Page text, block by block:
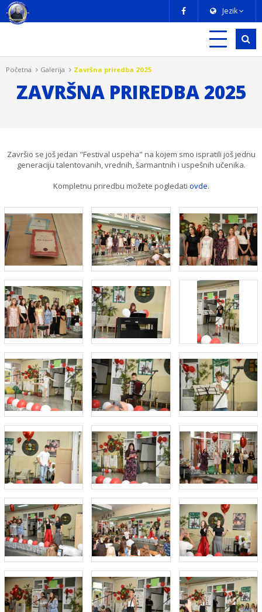
Jezik
Početna Galerija Završna priredba 2025
ZAVRŠNA PRIREDBA 2025
Završio se još jedan "Festival uspeha" na kojem smo ispratili još jednu
generaciju talentovanih, vrednih, šarmantnih i uspešnih učenika.
Kompletnu priredbu možete pogledati ovde.